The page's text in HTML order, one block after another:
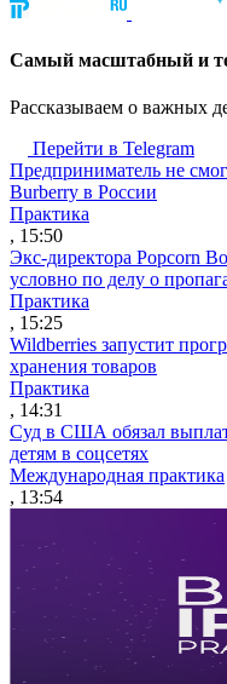
Cамый масштабный и
Рассказываем о важных
Перейти в Telegram
Предприниматель не
Burberry в России
Практика
, 15:50
Экс-директора Popcorn
условно по делу о
Практика
, 15:25
Wildberries запустит
хранения товаров
Практика
, 14:31
Суд в США обязал
детям в соцсетях
Международная практика
, 13:54